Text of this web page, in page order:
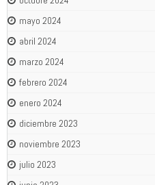
mayo 2024
abril 2024
marzo 2024
febrero 2024
enero 2024
diciembre 2023
noviembre 2023
julio 2023